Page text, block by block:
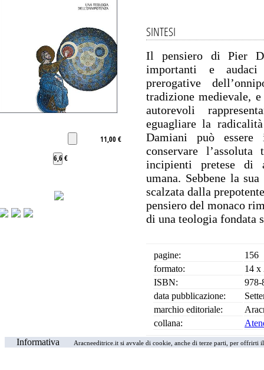
11,00 €
6,6 €
SINTESI
Il pensiero di Pier
importanti e
prerogative
tradizione medievale,
autorevoli
eguagliare la
Damiani può
conservare
incipienti pretese di
umana. Sebbene la
scalzata dalla
pensiero del monaco
di una teologia fondata
pagine:
156
formato:
14 x
ISBN:
978-
data pubblicazione:
marchio editoriale:
collana:
Informativa
Aracneeditrice.it si avvale di cookie, anche di terze parti, per